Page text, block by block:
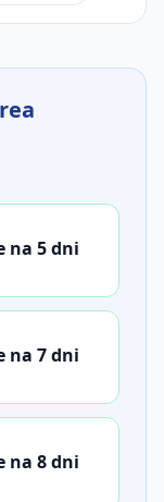
na 5 dni
na 7 dni
na 8 dni